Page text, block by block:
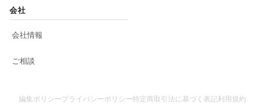
会社
会社情報
ご相談
編集ポリシープライバシーポリシー特定商取引法に基づく表記利用規約